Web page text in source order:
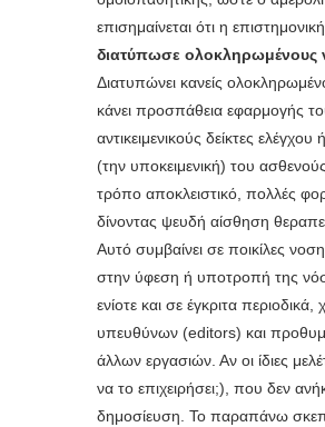
επισημαίνεται ότι η
διατύπωσε ολοκληρωμένους
Διατυπώνει κανείς
κάνει προσπάθεια εφαρμογής
αντικειμενικούς δείκτες
(την υποκειμενική) του
τρόπο αποκλειστικό, πολλές
δίνοντας ψευδή αίσθηση
Αυτό συμβαίνει σε ποικίλες
στην ύφεση ή υποτροπή της
ενίοτε και σε έγκριτα
υπευθύνων (editors) και
άλλων εργασιών. Αν οι ίδιες
να το επιχειρήσει;), που δεν
δημοσίευση. Το παραπάνω